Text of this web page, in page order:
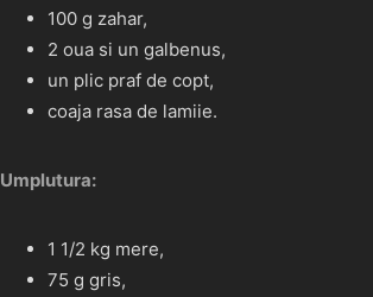
100 g zahar,
2 oua si un galbenus,
un plic praf de copt,
coaja rasa de lamiie.
Umplutura:
1 1/2 kg mere,
75 g gris,